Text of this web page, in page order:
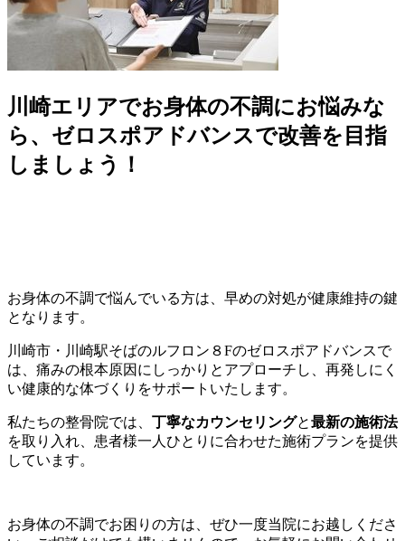
川崎エリアでお身体の不調にお悩みな
ら、ゼロスポアドバンスで改善を目指
しましょう！
お身体の不調で悩んでいる方は、早めの対処が健康維持の鍵
となります。
川崎市・川崎駅そばのルフロン８Fのゼロスポアドバンスで
は、痛みの根本原因にしっかりとアプローチし、再発しにく
い健康的な体づくりをサポートいたします。
私たちの整骨院では、 丁寧なカウンセリングと最新の施術法
を取り入れ、患者様一人ひとりに合わせた施術プランを提供
しています。
お身体の不調でお困りの方は、ぜひ一度当院にお越しくださ